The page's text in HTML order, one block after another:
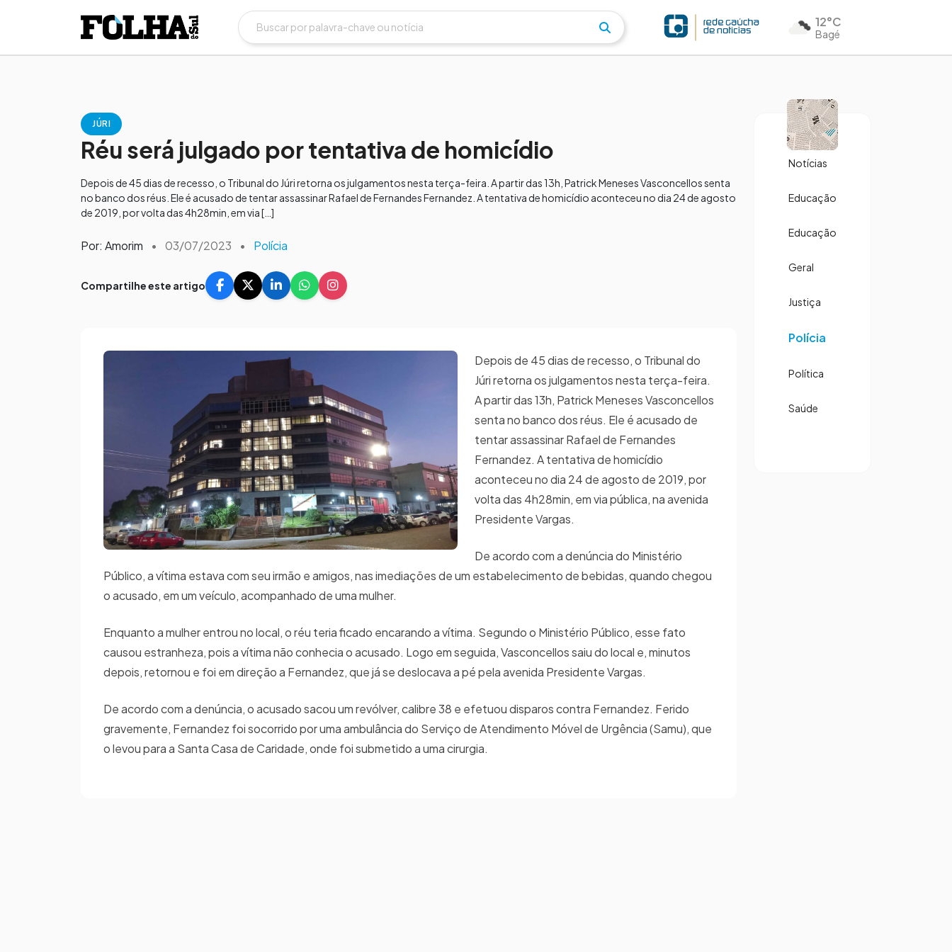
12°C
Bagé
JÚRI
Réu será julgado por tentativa de homicídio
Depois de 45 dias de recesso, o Tribunal do Júri retorna os julgamentos nesta terça-feira. A partir das 13h, Patrick Meneses Vasconcellos senta
no banco dos réus. Ele é acusado de tentar assassinar Rafael de Fernandes Fernandez. A tentativa de homicídio aconteceu no dia 24 de agosto
de 2019, por volta das 4h28min, em via […]
Por: Amorim • 03/07/2023 • Polícia
Compartilhe este artigo
Depois de 45 dias de recesso, o Tribunal do
Júri retorna os julgamentos nesta terça-feira.
A partir das 13h, Patrick Meneses Vasconcellos
senta no banco dos réus. Ele é acusado de
tentar assassinar Rafael de Fernandes
Fernandez. A tentativa de homicídio
aconteceu no dia 24 de agosto de 2019, por
volta das 4h28min, em via pública, na avenida
Presidente Vargas.
De acordo com a denúncia do Ministério
Público, a vítima estava com seu irmão e amigos, nas imediações de um estabelecimento de bebidas, quando chegou
o acusado, em um veículo, acompanhado de uma mulher.
Enquanto a mulher entrou no local, o réu teria ficado encarando a vítima. Segundo o Ministério Público, esse fato
causou estranheza, pois a vítima não conhecia o acusado. Logo em seguida, Vasconcellos saiu do local e, minutos
depois, retornou e foi em direção a Fernandez, que já se deslocava a pé pela avenida Presidente Vargas.
De acordo com a denúncia, o acusado sacou um revólver, calibre 38 e efetuou disparos contra Fernandez. Ferido
gravemente, Fernandez foi socorrido por uma ambulância do Serviço de Atendimento Móvel de Urgência (Samu), que
o levou para a Santa Casa de Caridade, onde foi submetido a uma cirurgia.
Notícias
Educação
Educação
Geral
Justiça
Polícia
Política
Saúde